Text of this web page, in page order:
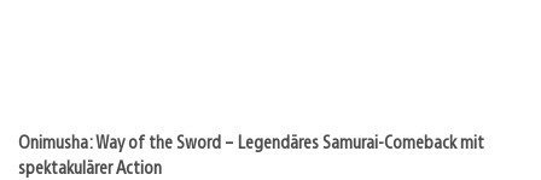
Onimusha: Way of the Sword – Legendäres Samurai-Comeback mit
spektakulärer Action